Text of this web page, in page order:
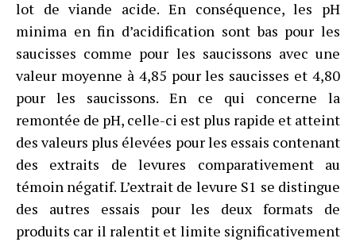
lot de viande acide. En conséquence, les pH
minima en fin d’acidification sont bas pour les
saucisses comme pour les saucissons avec une
valeur moyenne à 4,85 pour les saucisses et 4,80
pour les saucissons. En ce qui concerne la
remontée de pH, celle-ci est plus rapide et atteint
des valeurs plus élevées pour les essais contenant
des extraits de levures comparativement au
témoin négatif. L’extrait de levure S1 se distingue
des autres essais pour les deux formats de
produits car il ralentit et limite significativement